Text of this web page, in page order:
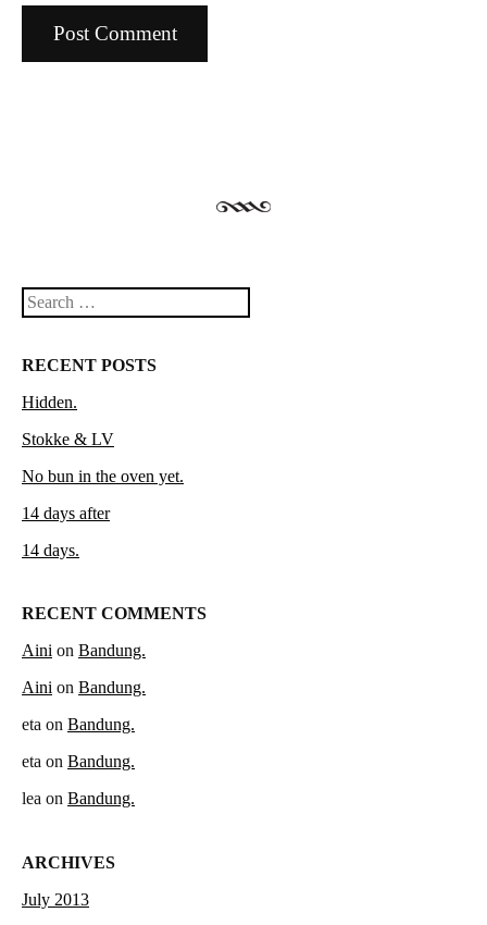
Search
RECENT POSTS
Hidden.
Stokke & LV
No bun in the oven yet.
14 days after
14 days.
RECENT COMMENTS
Aini on Bandung.
Aini on Bandung.
eta on Bandung.
eta on Bandung.
lea on Bandung.
ARCHIVES
July 2013